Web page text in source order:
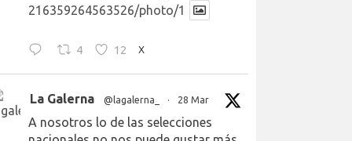
216359264563526/photo/1
4 12 X
La Galerna @lagalerna_ · 28 Mar
A nosotros lo de las selecciones